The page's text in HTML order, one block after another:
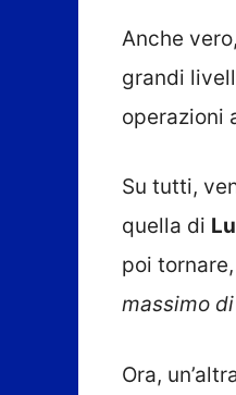
Anche
grandi
operazioni
Su tutti,
quella di
poi
massimo
Ora,